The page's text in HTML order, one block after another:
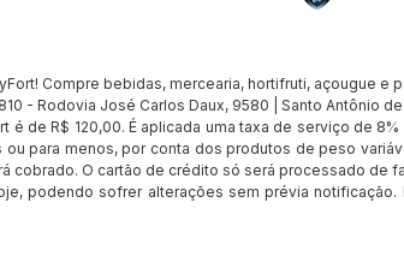
Compre bebidas, mercearia, hortifruti, açougue e
810 - Rodovia José Carlos Daux, 9580 | Santo
é de R$ 120,00. É aplicada uma taxa de serviço de
ou para menos, por conta dos produtos de peso
cobrado. O cartão de crédito só será processado
podendo sofrer alterações sem prévia